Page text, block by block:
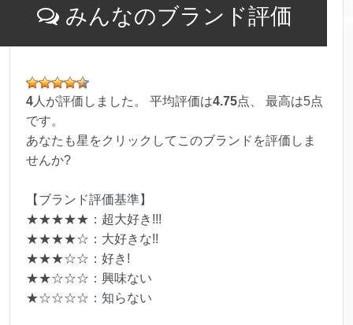
みんなのブランド評価
4 人が評価しました。 平均評価は4.75点、 最高は5点
です。
あなたも星をクリックしてこのブランドを評価しま
せんか?
【ブランド評価基準】
★★★★★：超大好き!!!
★★★★☆：大好きな!!
★★★☆☆：好き!
★★☆☆☆：興味ない
★☆☆☆☆：知らない